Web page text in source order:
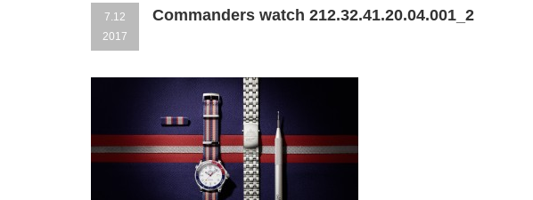
7.12
2017
Commanders watch 212.32.41.20.04.001_2